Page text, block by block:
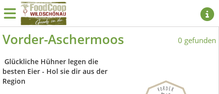
Vorder-Aschermoos 0 gefunden
Glückliche Hühner legen die
besten Eier - Hol sie dir aus der
Region